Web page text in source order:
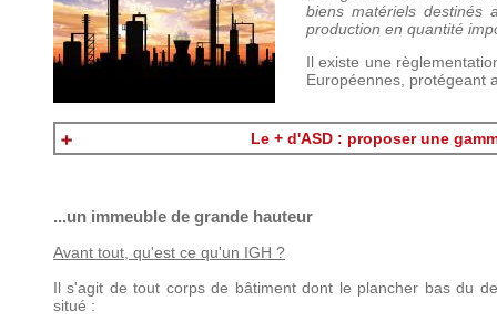
biens matériels destinés
production en quantité
Il existe une
Européennes, protégeant
Le + d'ASD : proposer une
...un immeuble de grande hauteur
Avant tout, qu'est ce qu'un IGH ?
Il s'agit de tout corps de bâtiment dont le plancher bas du
situé :